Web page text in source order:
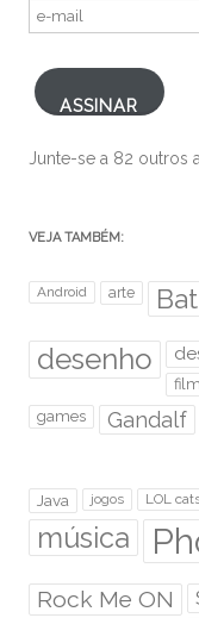
e-
ASSINAR
Junte-se a 82 outros
VEJA TAMBÉM:
Android arte
desenho
games Gandalf
Java jogos LOL
música
Rock Me ON